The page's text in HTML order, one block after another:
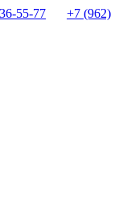
55-77
+7 (962)